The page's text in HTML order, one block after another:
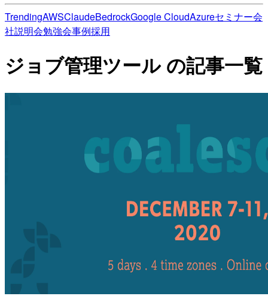
TrendingAWSClaudeBedrockGoogle CloudAzureセミナー会
社説明会勉強会事例採用
ジョブ管理ツール の記事一覧